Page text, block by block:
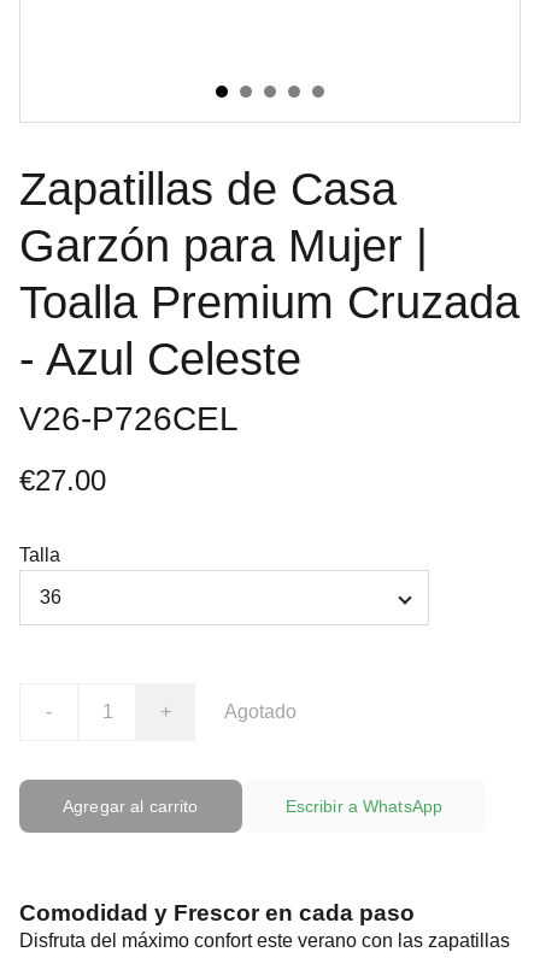
Zapatillas de Casa
Garzón para Mujer |
Toalla Premium Cruzada
- Azul Celeste
V26-P726CEL
€27.00
Talla
- + Agotado
Agregar al carrito Escribir a WhatsApp
Comodidad y Frescor en cada paso
Disfruta del máximo confort este verano con las zapatillas